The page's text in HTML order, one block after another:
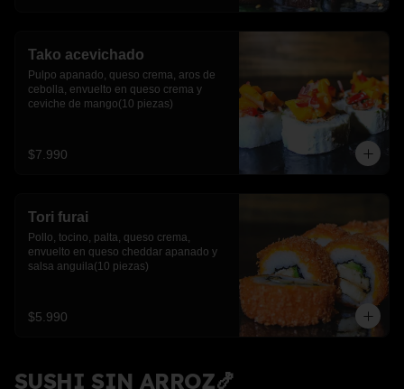
Tako acevichado
Pulpo apanado, queso crema, aros de
cebolla, envuelto en queso crema y
ceviche de mango(10 piezas)
$7.990
Tori furai
Pollo, tocino, palta, queso crema,
envuelto en queso cheddar apanado y
salsa anguila(10 piezas)
$5.990
SUSHI SIN ARROZ🍤